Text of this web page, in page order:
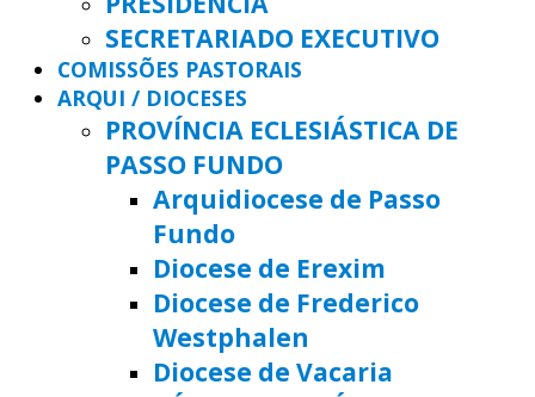
SECRETARIADO EXECUTIVO
COMISSÕES PASTORAIS
ARQUI / DIOCESES
PROVÍNCIA ECLESIÁSTICA DE
PASSO FUNDO
Arquidiocese de Passo
Fundo
Diocese de Erexim
Diocese de Frederico
Westphalen
Diocese de Vacaria